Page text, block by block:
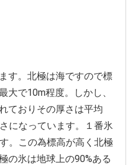
す。 北極は海ですので標
大で10m程度。しかし、
ておりその厚さは平均
になっています。
１番氷
。
この為標高が高く北極
の氷は地球上の90%ある